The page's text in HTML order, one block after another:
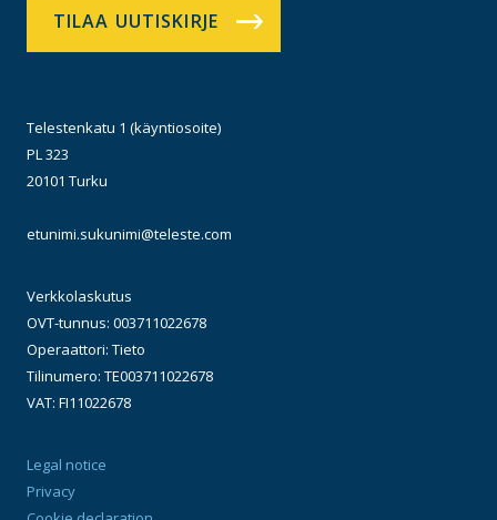
TILAA UUTISKIRJE
Telestenkatu 1 (käyntiosoite)
PL 323
20101 Turku
etunimi.sukunimi@teleste.com
Verkkolaskutus
OVT-tunnus: 003711022678
Operaattori: Tieto
Tilinumero: TE003711022678
VAT: FI11022678
Legal notice
Privacy